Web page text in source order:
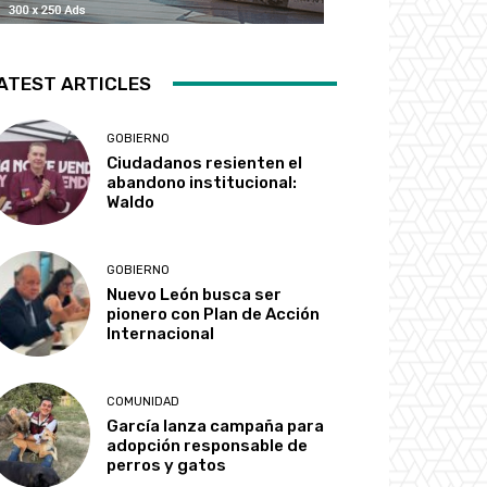
ARTICLES
GOBIERNO
Ciudadanos resienten el
abandono institucional:
Waldo
GOBIERNO
Nuevo León busca ser
pionero con Plan de Acción
Internacional
COMUNIDAD
García lanza campaña para
adopción responsable de
perros y gatos